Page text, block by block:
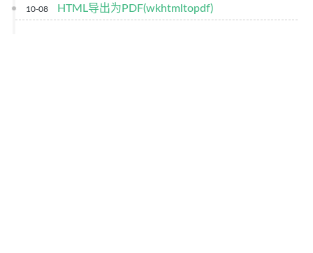
10-08 HTML导出为PDF(wkhtmltopdf)